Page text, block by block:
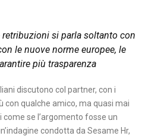
retribuzioni si parla soltanto con
le nuove norme europee, le
più trasparenza
discutono col partner, con i
con qualche amico, ma quasi mai
come se l’argomento fosse un
condotta da Sesame Hr,